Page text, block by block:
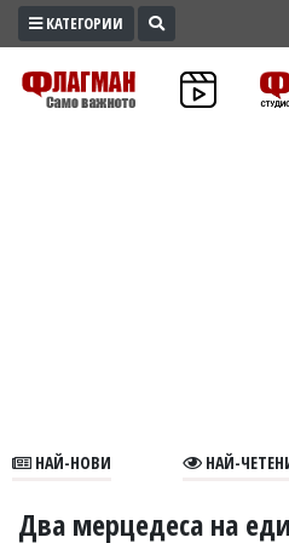
ПРОМО
ЗОНА
КАТЕГОРИИ
НАЙ-НОВИ НАЙ-
Два мерцедеса на